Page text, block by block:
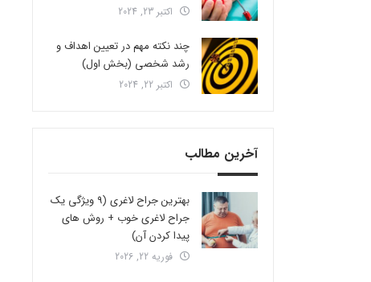
اکتبر 23, 2024
چند نکته مهم در تعیین اهداف و
رشد شخصی (بخش اول)
اکتبر 22, 2024
آخرین مطالب
بهترین جراح لاغری (9 ویژگی یک
جراح لاغری خوب + روش های
پیدا کردن آن)
فوریه 22, 2026